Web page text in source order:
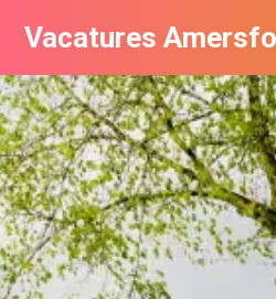
Vacatures
Vacatures per bedrijf
De populairste vacatures in
Nieuwsbrief feed